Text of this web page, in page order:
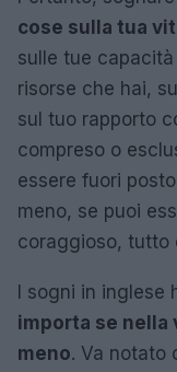
cose sulla tua
sulle tue
risorse che hai,
sul tuo rapporto
compreso o
essere fuori
meno, se puoi
coraggioso, tutto
I sogni in
importa se nella
meno. Va notato